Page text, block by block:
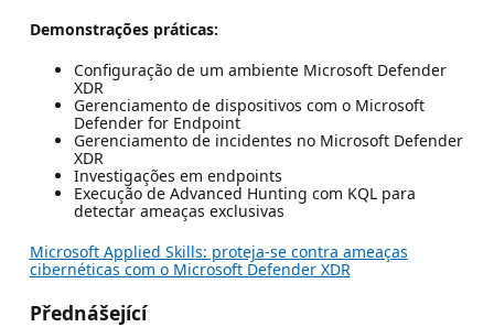
Demonstrações práticas:
Configuração de um ambiente Microsoft Defender
XDR
Gerenciamento de dispositivos com o Microsoft
Defender for Endpoint
Gerenciamento de incidentes no Microsoft Defender
XDR
Investigações em endpoints
Execução de Advanced Hunting com KQL para
detectar ameaças exclusivas
Microsoft Applied Skills: proteja-se contra ameaças
cibernéticas com o Microsoft Defender XDR
Přednášející